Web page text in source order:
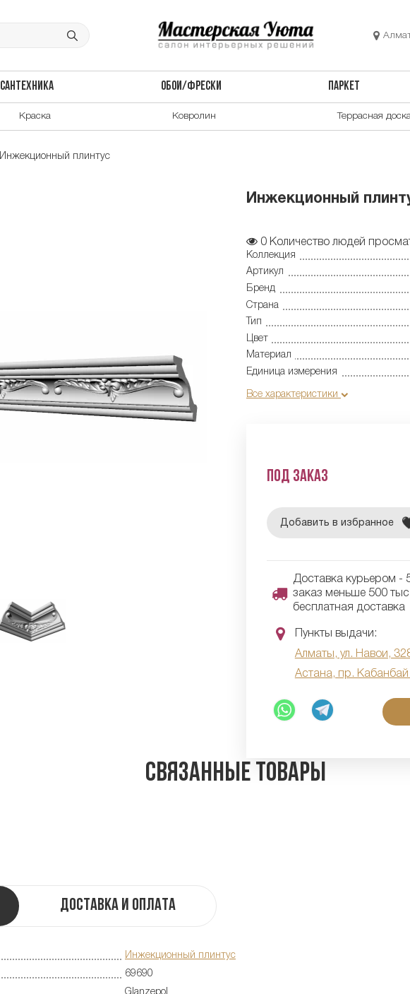
САНТЕХНИКА ОБОИ/ФРЕСКИ ПАРКЕТ
Краска Ковролин Террасная
Инжекционный плинтус
Инжекционный
0 Количество людей
Коллекция
Артикул
Бренд
Страна
Тип
Цвет
Материал
Единица измерения
Все характеристики
Под заказ
Добавить в избранное
Доставка курьером -
заказ меньше 500
бесплатная доставка
Пункты выдачи:
Алматы, ул. Навои,
Астана, пр.
Связанные товары
Доставка и оплата
Инжекционный плинтус
69690
Glanzepol